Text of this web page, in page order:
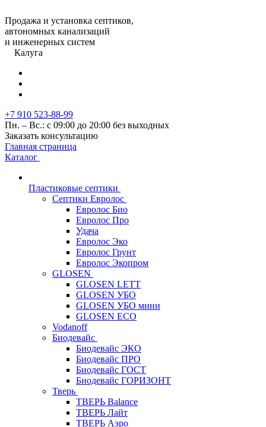
Продажа и установка септиков,
автономных канализаций
и инженерных систем
Калуга
+7 910 523-88-99
Пн. – Вс.: с 09:00 до 20:00 без выходных
Заказать консультацию
Главная страница
Каталог
Пластиковые септики
Септики Евролос
Евролос Био
Евролос Про
Удача
Евролос Эко
Евролос Грунт
Евролос Экопром
GLOSEN
GLOSEN LETT
GLOSEN УБО
GLOSEN УБО мини
GLOSEN ECO
Vodanoff
Биодевайс
Биодевайс ЭКО
Биодевайс ПРО
Биодевайс ГОСТ
Биодевайс ГОРИЗОНТ
Тверь
ТВЕРЬ Balance
ТВЕРЬ Лайт
ТВЕРЬ Аэро